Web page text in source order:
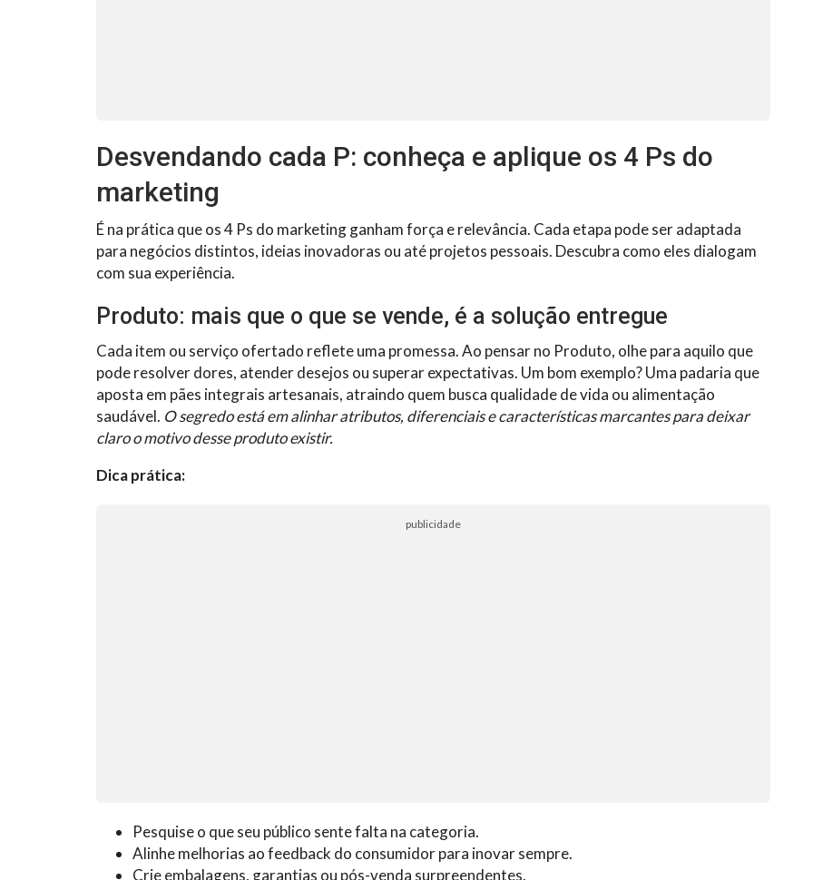
Desvendando cada P: conheça e aplique os 4 Ps do
marketing
É na prática que os 4 Ps do marketing ganham força e relevância. Cada etapa pode ser adaptada
para negócios distintos, ideias inovadoras ou até projetos pessoais. Descubra como eles dialogam
com sua experiência.
Produto: mais que o que se vende, é a solução entregue
Cada item ou serviço ofertado reflete uma promessa. Ao pensar no Produto, olhe para aquilo que
pode resolver dores, atender desejos ou superar expectativas. Um bom exemplo? Uma padaria que
aposta em pães integrais artesanais, atraindo quem busca qualidade de vida ou alimentação
saudável. O segredo está em alinhar atributos, diferenciais e características marcantes para deixar
claro o motivo desse produto existir.
Dica prática:
publicidade
Pesquise o que seu público sente falta na categoria.
Alinhe melhorias ao feedback do consumidor para inovar sempre.
Crie embalagens, garantias ou pós-venda surpreendentes.